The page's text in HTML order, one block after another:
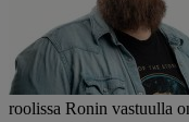
roolissa Ronin vastuulla